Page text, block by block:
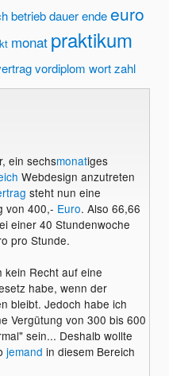
betriebdauerendeeuro
monat praktikum
vordiplom wortzahl
ein sechsmonatiges
Webdesign anzutreten
steht nun eine
von 400,- Euro. Also 66,66
einer 40 Stundenwoche
pro Stunde.
kein Recht auf eine
habe, wenn der
bleibt. Jedoch habe ich
Vergütung von 300 bis 600
sein... Deshalb wollte
jemand in diesem Bereich